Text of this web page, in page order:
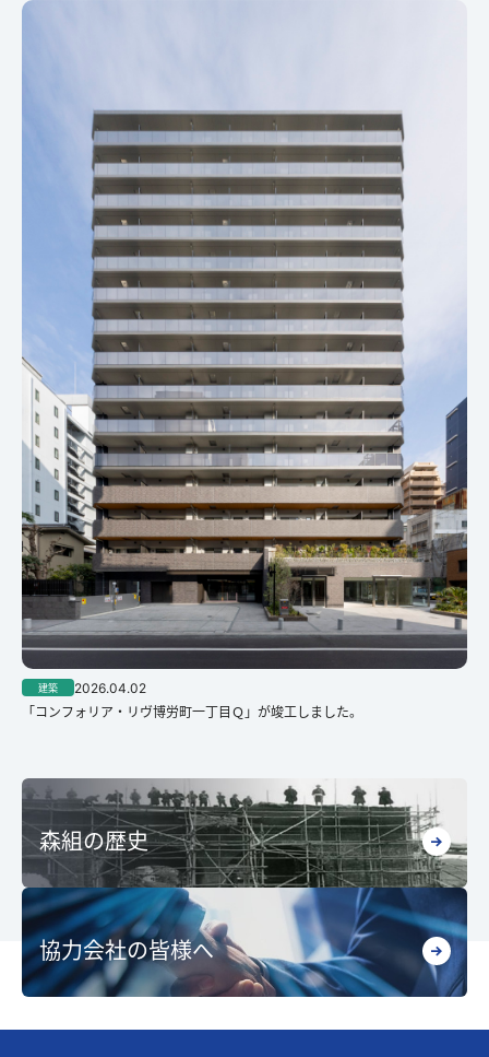
建築
2026.04.02
「コンフォリア・リヴ博労町一丁目Ｑ」が竣工しました。
森組の歴史
協力会社の皆様へ